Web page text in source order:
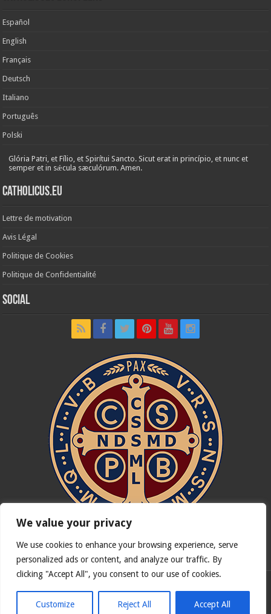
We value your privacy
We use cookies to enhance your browsing experience, serve
personalized ads or content, and analyze our traffic. By
clicking "Accept All", you consent to our use of cookies.
Customize Reject All Accept All
Español
English
Français
Deutsch
Italiano
Português
Polski
Glória Patri, et Fílio, et Spirítui Sancto. Sicut erat in princípio, et nunc et
semper et in sǽcula sæculórum. Amen.
Catholicus.eu
Lettre de motivation
Avis Légal
Politique de Cookies
Politique de Confidentialité
Social
In nómine Patris, et Fílii, et Spíritus Sancti. Amen.